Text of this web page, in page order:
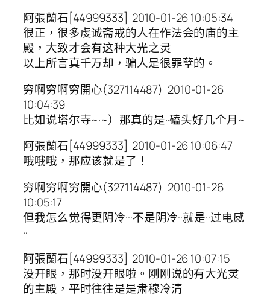
阿張蘭石[44999333] 2010-01-26 10:05:34
很正，很多虔诚斋戒的人在作法会的庙的主
殿，大致才会有这种大光之灵
以上所言真千万却，骗人是很罪孽的。
穷啊穷啊穷開心(327114487) 2010-01-26
10:04:39
比如说塔尔寺~·~）那真的是··磕头好几个月~
阿張蘭石[44999333] 2010-01-26 10:06:47
哦哦哦，那应该就是了！
穷啊穷啊穷開心(327114487) 2010-01-26
10:05:17
但我怎么觉得更阴冷···不是阴冷··就是··过电感
··
阿張蘭石[44999333] 2010-01-26 10:07:15
没开眼，那时没开眼啦。刚刚说的有大光灵
的主殿，平时往往是是肃穆冷清